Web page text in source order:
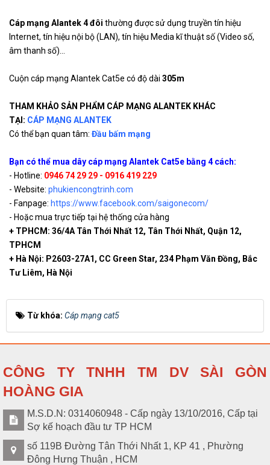
10025E-
05GY
trong nhà (indoor - Cable
24AWG, 25-pair - 301-10025E-
75.800
VND
Cáp mạng Alantek 4 đôi thường được sử dụng truyền tín hiệu
Internet, tín hiệu nội bộ (LAN), tín hiệu Media kĩ thuật số (Video số,
âm thanh số)...
Cuộn cáp mạng Alantek Cat5e có độ dài 305m
THAM KHẢO SẢN PHẨM CÁP MẠNG ALANTEK KHÁC
TẠI: CÁP MẠNG ALANTEK
Có thể bạn quan tâm: Đầu bấm mạng
Bạn có thể mua dây cáp mạng Alantek Cat5e bằng 4 cách:
- Hotline: 0946 74 29 29 - 0916 419 229
- Website: phukiencongtrinh.com
- Fanpage: https://www.facebook.com/saigonecom/
- Hoặc mua trực tiếp tại hệ thống cửa hàng
+ TPHCM: 36/4A Tân Thới Nhất 12, Tân Thới Nhất, Quận 12,
TPHCM
+ Hà Nội: P2603-27A1, CC Green Star, 234 Phạm Văn Đồng, Bắc
Tư Liêm, Hà Nội
Từ khóa: Cáp mạng cat5
CÔNG TY TNHH TM DV SÀI GÒN
HOÀNG GIA
M.S.D.N: 0314060948 - Cấp ngày 13/10/2016, Cấp tại
Sợ kế hoạch đầu tư TP HCM
số 119B Đường Tân Thới Nhất 1, KP 41 , Phường
Đông Hưng Thuận , HCM